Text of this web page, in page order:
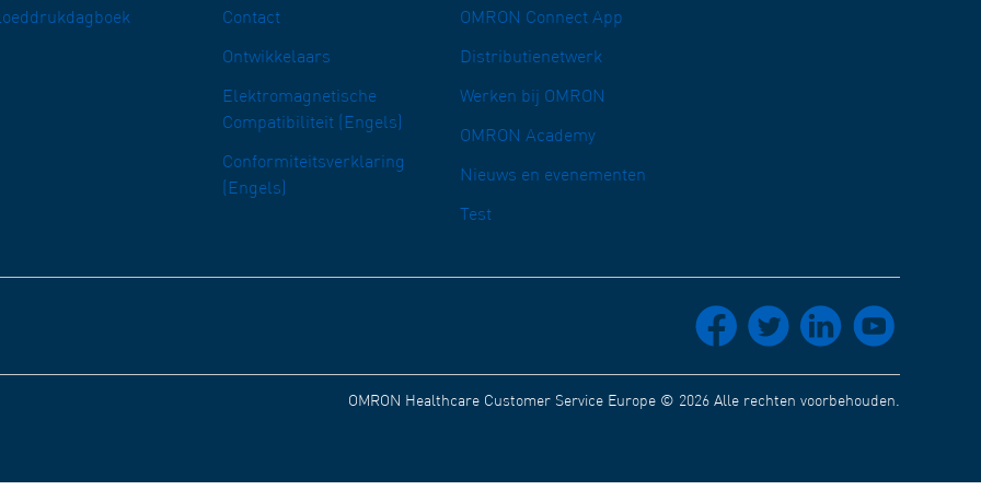
Contact
Ontwikkelaars
Elektromagnetische
Compatibiliteit (Engels)
Conformiteitsverklaring
(Engels)
OMRON Connect App
Distributienetwerk
Werken bij OMRON
OMRON Academy
Nieuws en evenementen
Test
socials_facebook
socials_twittersocials_linkedinsocials_youtube
OMRON Healthcare Customer Service Europe © 2026 Alle rechten voorbehouden.